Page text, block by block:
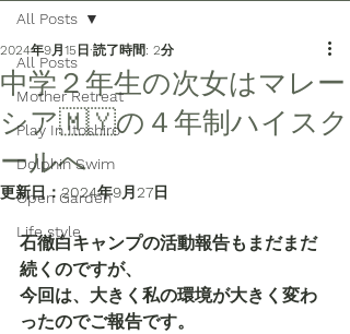
All Posts
Mother Retreat
Play In Itoshiro
Dolphin Swim
Open Garden
Life style
All Posts
中学２年生の次女はマレー
シア🇲🇾の４年制ハイスク
ールへ
2024年9月15日 読了時間: 2分
更新日：2024年9月27日
石徹白キャンプの活動報告もまだまだ
続くのですが、
今回は、大きく私の環境が大きく変わ
ったのでご報告です。